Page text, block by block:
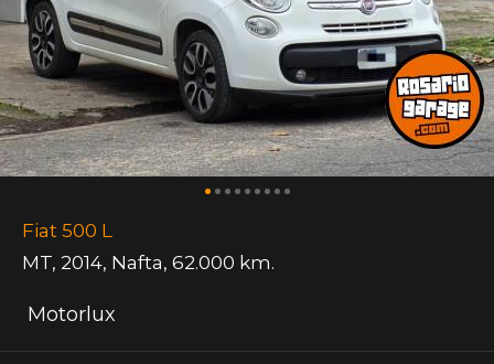
Fiat 500 L
MT, 2014, Nafta, 62.000 km.
Motorlux